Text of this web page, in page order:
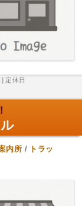
] 定休日
内所 / トラッ